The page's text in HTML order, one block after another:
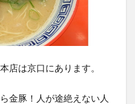
店は京口にあります。
金豚！人が途絶えない人